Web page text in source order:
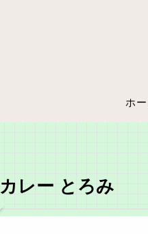
ホ
カレー とろみ